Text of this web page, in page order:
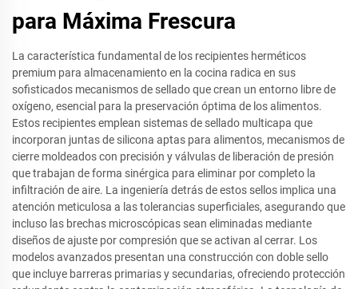
para Máxima Frescura
La característica fundamental de los recipientes herméticos
premium para almacenamiento en la cocina radica en sus
sofisticados mecanismos de sellado que crean un entorno libre de
oxígeno, esencial para la preservación óptima de los alimentos.
Estos recipientes emplean sistemas de sellado multicapa que
incorporan juntas de silicona aptas para alimentos, mecanismos de
cierre moldeados con precisión y válvulas de liberación de presión
que trabajan de forma sinérgica para eliminar por completo la
infiltración de aire. La ingeniería detrás de estos sellos implica una
atención meticulosa a las tolerancias superficiales, asegurando que
incluso las brechas microscópicas sean eliminadas mediante
diseños de ajuste por compresión que se activan al cerrar. Los
modelos avanzados presentan una construcción con doble sello
que incluye barreras primarias y secundarias, ofreciendo protección